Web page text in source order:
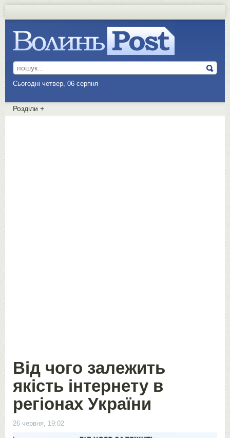
Сьогодні четвер, 06 серпня
Розділи +
Від чого залежить
якість інтернету в
регіонах України
26 червня, 19:02